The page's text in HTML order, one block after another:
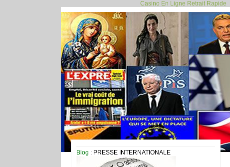
Casino En Ligne Retrait Rapide
Blog : PRESSE INTERNATIONALE